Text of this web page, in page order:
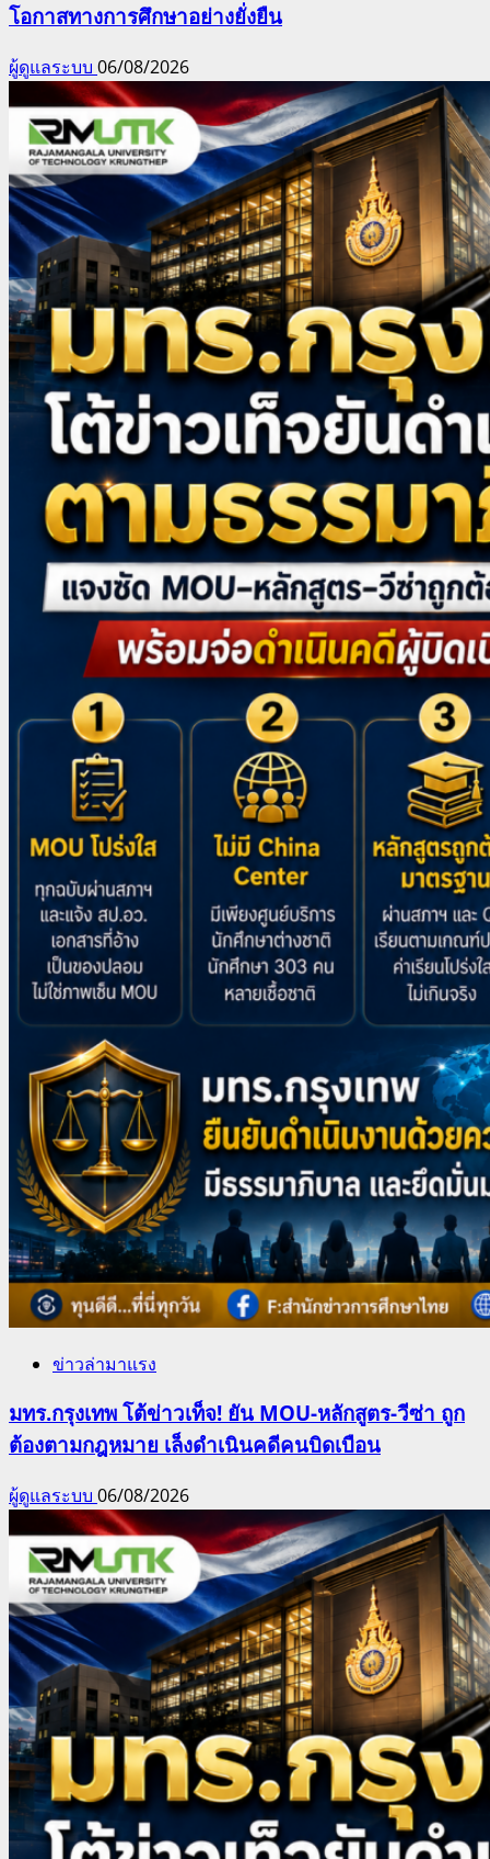
โอกาสทางการศึกษาอย่างยั่งยืน
ผู้ดูแลระบบ 06/08/2026
ข่าวล่ามาแรง
มทร.กรุงเทพ โต้ข่าวเท็จ! ยัน MOU-หลักสูตร-วีซ่า ถูก
ต้องตามกฎหมาย เล็งดำเนินคดีคนบิดเบือน
ผู้ดูแลระบบ 06/08/2026